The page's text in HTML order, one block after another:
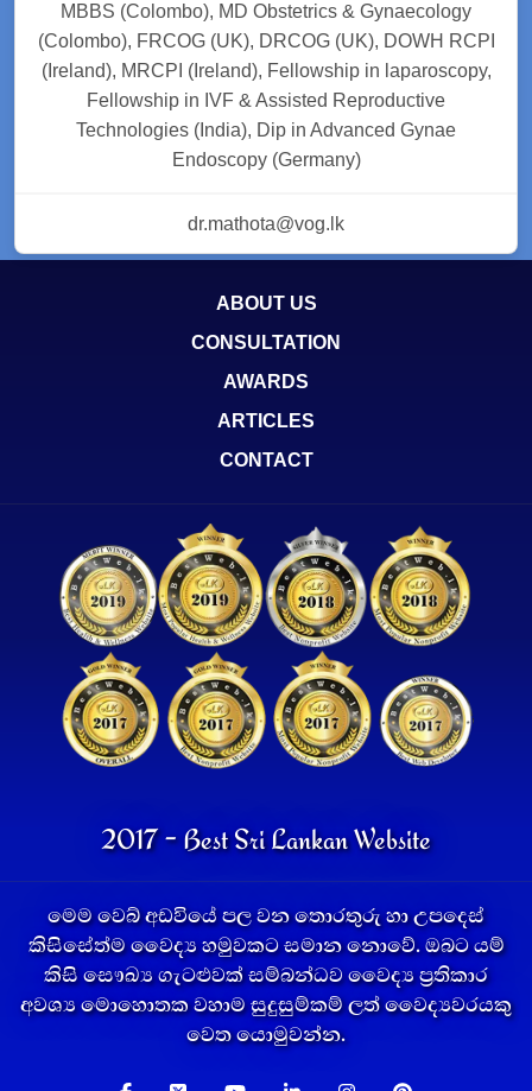
MBBS (Colombo), MD Obstetrics & Gynaecology
(Colombo), FRCOG (UK), DRCOG (UK), DOWH RCPI
(Ireland), MRCPI (Ireland), Fellowship in laparoscopy,
Fellowship in IVF & Assisted Reproductive
Technologies (India), Dip in Advanced Gynae
Endoscopy (Germany)
dr.mathota@vog.lk
ABOUT US
CONSULTATION
AWARDS
ARTICLES
CONTACT
2017 - Best Sri Lankan Website
මෙම වෙබ් අඩවියේ පල වන තොරතුරු හා උපදෙස්
කිසිසේත්ම වෛද්‍ය හමුවකට සමාන නොවේ. ඔබට යම්
කිසි සෞඛ්‍ය ගැටළුවක් සම්බන්ධව වෛද්‍ය ප්‍රතිකාර
අවශ්‍ය මොහොතක වහාම සුදුසුම්කම් ලත් වෛද්‍යවරයකු
වෙත යොමුවන්න.